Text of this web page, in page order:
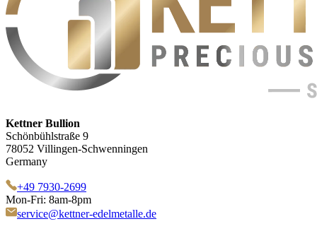
Kettner Bullion
Schönbühlstraße 9
78052 Villingen-Schwenningen
Germany
+49 7930-2699
Mon-Fri: 8am-8pm
service@kettner-edelmetalle.de